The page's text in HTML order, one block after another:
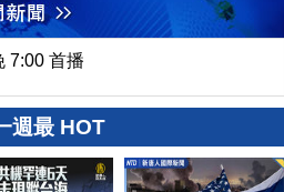
7:00 首播
週最 HOT